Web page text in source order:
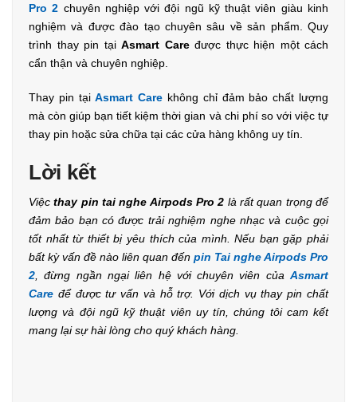
Pro 2 chuyên nghiệp với đội ngũ kỹ thuật viên giàu kinh
nghiệm và được đào tạo chuyên sâu về sản phẩm. Quy
trình thay pin tại Asmart Caređược thực hiện một cách
cẩn thận và chuyên nghiệp.
Thay pin tạiAsmart Care không chỉ đảm bảo chất lượng
mà còn giúp bạn tiết kiệm thời gian và chi phí so với việc tự
thay pin hoặc sửa chữa tại các cửa hàng không uy tín.
Lời kết
Việcthay pin tai nghe Airpods Pro 2 là rất quan trọng để
đảm bảo bạn có được trải nghiệm nghe nhạc và cuộc gọi
tốt nhất từ thiết bị yêu thích của mình. Nếu bạn gặp phải
bất kỳ vấn đề nào liên quan đến pin Tai nghe Airpods Pro
2 , đừng ngần ngại liên hệ với chuyên viên của Asmart
Care để được tư vấn và hỗ trợ. Với dịch vụ thay pin chất
lượng và đội ngũ kỹ thuật viên uy tín, chúng tôi cam kết
mang lại sự hài lòng cho quý khách hàng.